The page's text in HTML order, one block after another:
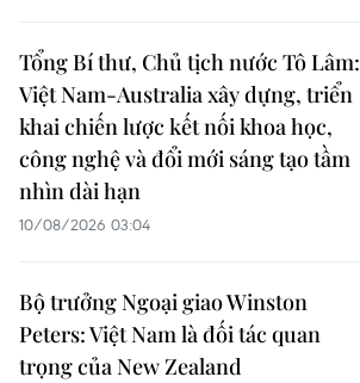
Tổng Bí thư, Chủ tịch nước Tô Lâm:
Việt Nam-Australia xây dựng, triển
khai chiến lược kết nối khoa học,
công nghệ và đổi mới sáng tạo tầm
nhìn dài hạn
10/08/2026 03:04
Bộ trưởng Ngoại giao Winston
Peters: Việt Nam là đối tác quan
trọng của New Zealand